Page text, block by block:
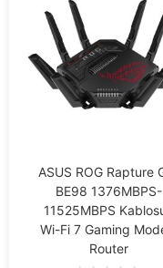
ASUS ROG Rapture
BE98 1376MBPS-
11525MBPS
Wi-Fi 7 Gaming
Router